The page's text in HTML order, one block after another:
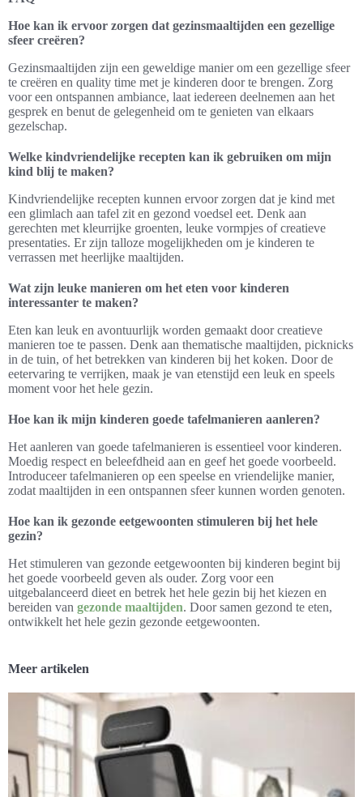
Hoe kan ik ervoor zorgen dat gezinsmaaltijden een gezellige
sfeer creëren?
Gezinsmaaltijden zijn een geweldige manier om een gezellige sfeer
te creëren en quality time met je kinderen door te brengen. Zorg
voor een ontspannen ambiance, laat iedereen deelnemen aan het
gesprek en benut de gelegenheid om te genieten van elkaars
gezelschap.
Welke kindvriendelijke recepten kan ik gebruiken om mijn
kind blij te maken?
Kindvriendelijke recepten kunnen ervoor zorgen dat je kind met
een glimlach aan tafel zit en gezond voedsel eet. Denk aan
gerechten met kleurrijke groenten, leuke vormpjes of creatieve
presentaties. Er zijn talloze mogelijkheden om je kinderen te
verrassen met heerlijke maaltijden.
Wat zijn leuke manieren om het eten voor kinderen
interessanter te maken?
Eten kan leuk en avontuurlijk worden gemaakt door creatieve
manieren toe te passen. Denk aan thematische maaltijden, picknicks
in de tuin, of het betrekken van kinderen bij het koken. Door de
eetervaring te verrijken, maak je van etenstijd een leuk en speels
moment voor het hele gezin.
Hoe kan ik mijn kinderen goede tafelmanieren aanleren?
Het aanleren van goede tafelmanieren is essentieel voor kinderen.
Moedig respect en beleefdheid aan en geef het goede voorbeeld.
Introduceer tafelmanieren op een speelse en vriendelijke manier,
zodat maaltijden in een ontspannen sfeer kunnen worden genoten.
Hoe kan ik gezonde eetgewoonten stimuleren bij het hele
gezin?
Het stimuleren van gezonde eetgewoonten bij kinderen begint bij
het goede voorbeeld geven als ouder. Zorg voor een
uitgebalanceerd dieet en betrek het hele gezin bij het kiezen en
bereiden van gezonde maaltijden. Door samen gezond te eten,
ontwikkelt het hele gezin gezonde eetgewoonten.
Meer artikelen